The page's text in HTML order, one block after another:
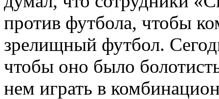
против футбола, чтобы
зрелищный футбол.
чтобы оно было
нем играть в